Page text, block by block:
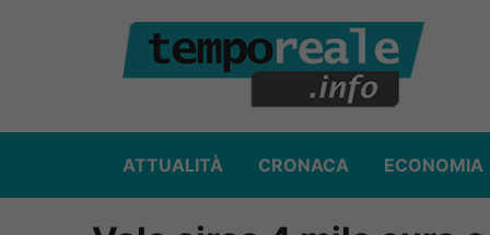
ATTUALITÀ CRONACA ECONOMIA